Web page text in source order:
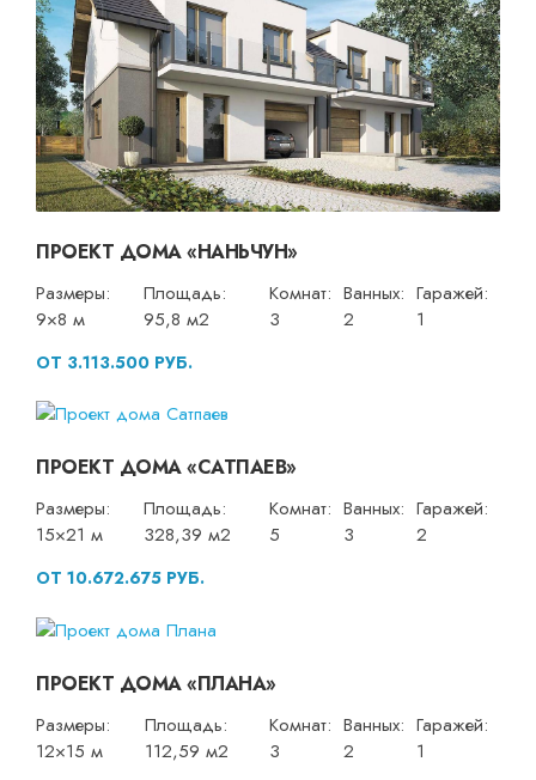
ПРОЕКТ ДОМА «НАНЬЧУН»
Размеры:
9×8 м
Площадь:
95,8 м2
Комнат:
3
Ванных:
2
Гаражей:
1
ОТ 3.113.500 РУБ.
ПРОЕКТ ДОМА «САТПАЕВ»
Размеры:
15×21 м
Площадь:
328,39 м2
Комнат:
5
Ванных:
3
Гаражей:
2
ОТ 10.672.675 РУБ.
ПРОЕКТ ДОМА «ПЛАНА»
Размеры:
12×15 м
Площадь:
112,59 м2
Комнат:
3
Ванных:
2
Гаражей:
1